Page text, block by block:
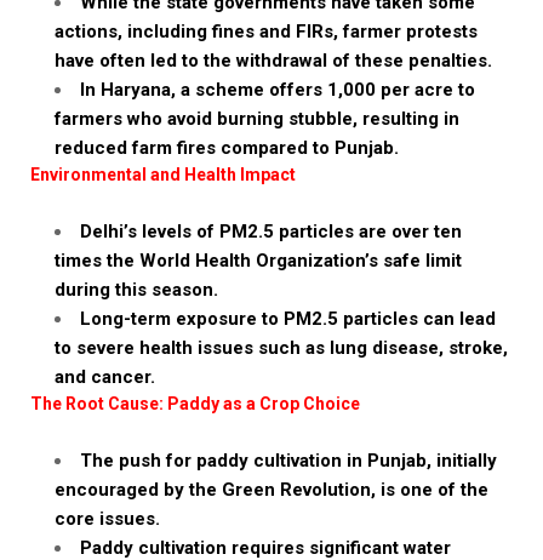
actions, including fines and FIRs, farmer protests
have often led to the withdrawal of these penalties.
In Haryana, a scheme offers ₹1,000 per acre to
farmers who avoid burning stubble, resulting in
reduced farm fires compared to Punjab.
Environmental and Health Impact
Delhi’s levels of PM2.5 particles are over ten
times the World Health Organization’s safe limit
during this season.
Long-term exposure to PM2.5 particles can lead
to severe health issues such as lung disease, stroke,
and cancer.
The Root Cause: Paddy as a Crop Choice
The push for paddy cultivation in Punjab, initially
encouraged by the Green Revolution, is one of the
core issues.
Paddy cultivation requires significant water